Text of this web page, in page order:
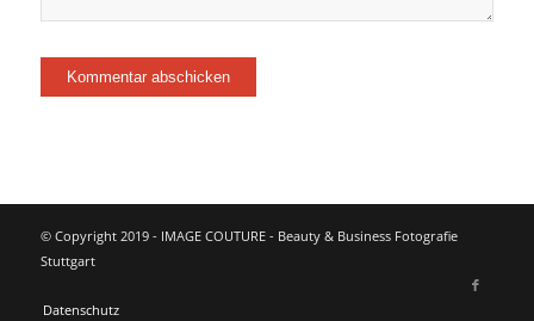
© Copyright 2019 - IMAGE COUTURE - Beauty & Business Fotografie
Stuttgart
Datenschutz